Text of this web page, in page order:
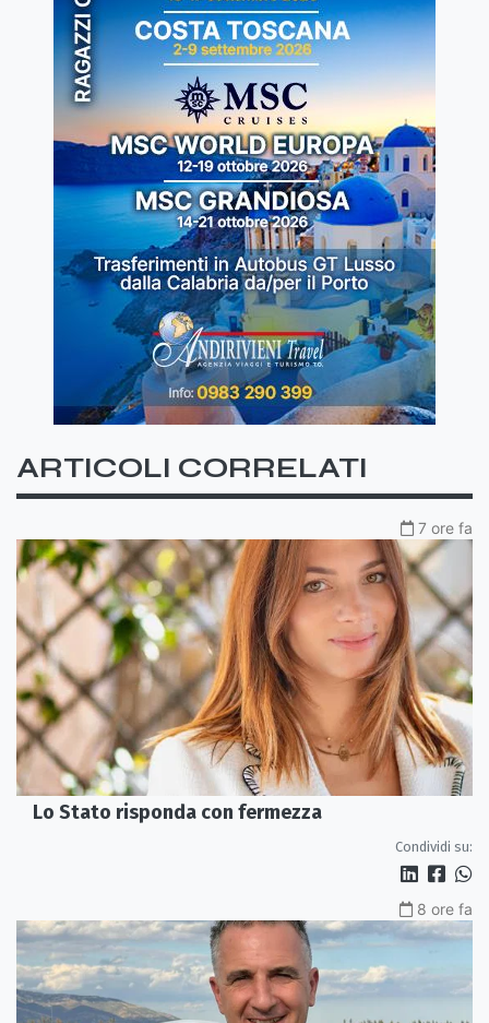
ARTICOLI CORRELATI
7 ore fa
Lo Stato risponda con fermezza
Condividi su:
8 ore fa